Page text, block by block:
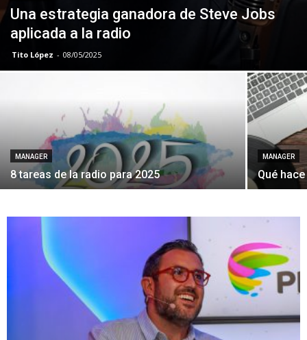
Una estrategia ganadora de Steve Jobs
aplicada a la radio
Tito López - 08/05/2025
MANAGER
8 tareas de la radio para 2025
MANAGER
Qué